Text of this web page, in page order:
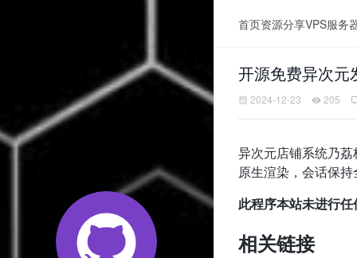
首页资源分享VPS服务
开源免费异次元
2024-12-23 205
异次元店铺系统乃
原生渲染，会话保
此程序本站未进行任
相关链接